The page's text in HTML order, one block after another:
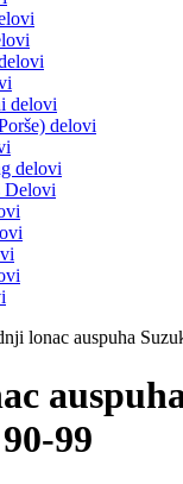
delovi
delovi
delovi
Delovi
lonac auspuha
99